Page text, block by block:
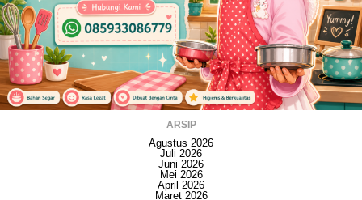
ARSIP
Agustus 2026
Juli 2026
Juni 2026
Mei 2026
April 2026
Maret 2026